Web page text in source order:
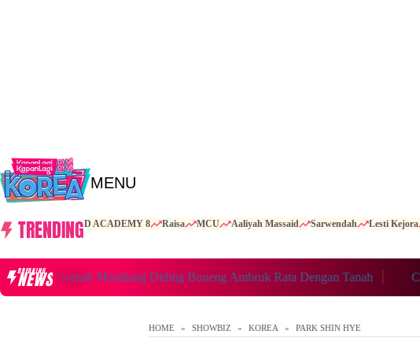
MENU
TRENDINGD ACADEMY 8 Raisa MCU Aaliyah Massaid Sarwendah Lesti Kejora
BREAKING
NEWS
Rumah Mendiang Diding Boneng Ambruk Rata Dengan Tanah
HOME SHOWBIZ KOREA PARK SHIN HYE